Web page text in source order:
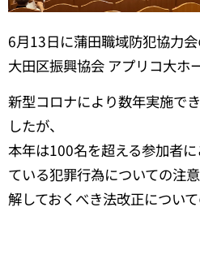
6月13日に蒲田職域防犯協力
大田区振興協会 アプリコ大ホ
新型コロナにより数年実施で
したが、
本年は100名を超える参加者
ている犯罪行為についての注
解しておくべき法改正につい